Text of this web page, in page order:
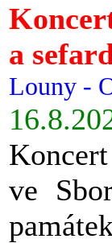
a
Louny -
ve